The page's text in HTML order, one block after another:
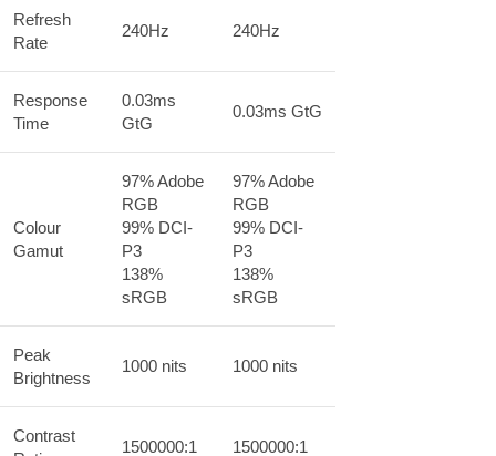
Refresh
Rate
240Hz 240Hz
Response
Time
0.03ms
GtG
0.03ms GtG
Colour
Gamut
97% Adobe
RGB
99% DCI-
P3
138%
sRGB
97% Adobe
RGB
99% DCI-
P3
138%
sRGB
Peak
Brightness
1000 nits 1000 nits
Contrast
1500000:1 1500000:1